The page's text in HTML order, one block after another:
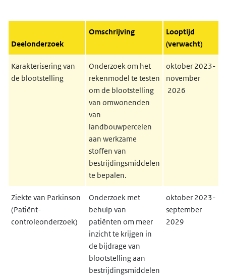
Deelonderzoek
Omschrijving
Looptijd
(verwacht)
Karakterisering van
de blootstelling
Onderzoek om het
rekenmodel te testen
om de blootstelling
van omwonenden
van
landbouwpercelen
aan werkzame
stoffen van
bestrijdingsmiddelen
te bepalen.
oktober 2023-
november
2026
Ziekte van Parkinson
(Patiënt-
controleonderzoek)
Onderzoek met
behulp van
patiënten om meer
inzicht te krijgen in
de bijdrage van
blootstelling aan
bestrijdingsmiddelen
oktober 2023-
september
2029